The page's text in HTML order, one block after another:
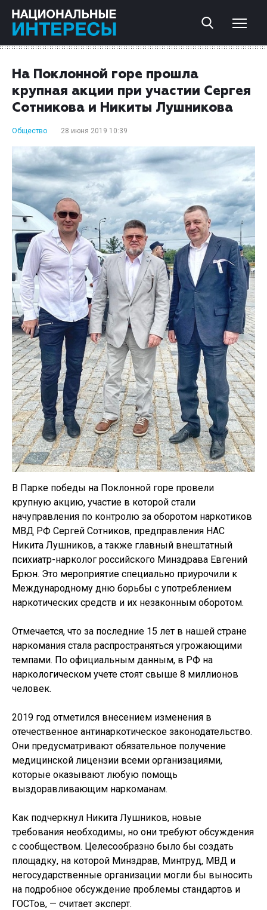
На Поклонной горе прошла
крупная акции при участии Сергея
Сотникова и Никиты Лушникова
Общество 28 июня 2019 10:39
В Парке победы на Поклонной горе провели
крупную акцию, участие в которой стали
начуправления по контролю за оборотом наркотиков
МВД РФ Сергей Сотников, предправления НАС
Никита Лушников, а также главный внештатный
психиатр-нарколог российского Минздрава Евгений
Брюн. Это мероприятие специально приурочили к
Международному дню борьбы с употреблением
наркотических средств и их незаконным оборотом.
Отмечается, что за последние 15 лет в нашей стране
наркомания стала распространяться угрожающими
темпами. По официальным данным, в РФ на
наркологическом учете стоят свыше 8 миллионов
человек.
2019 год отметился внесением изменения в
отечественное антинаркотическое законодательство.
Они предусматривают обязательное получение
медицинской лицензии всеми организациями,
которые оказывают любую помощь
выздоравливающим наркоманам.
Как подчеркнул Никита Лушников, новые
требования необходимы, но они требуют обсуждения
с сообществом. Целесообразно было бы создать
площадку, на которой Минздрав, Минтруд, МВД и
негосударственные организации могли бы выносить
на подробное обсуждение проблемы стандартов и
ГОСТов, — считает эксперт.